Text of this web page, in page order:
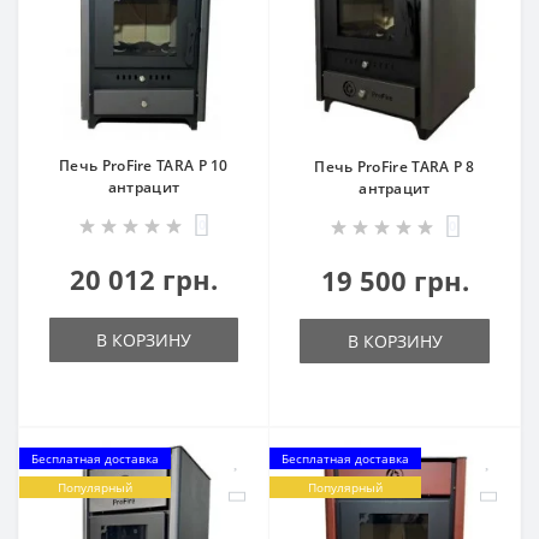
Печь ProFire TARA P 10
антрацит
20 012 грн.
В КОРЗИНУ
Печь ProFire TARA P 8
антрацит
19 500 грн.
В КОРЗИНУ
Бесплатная доставка
Популярный
Бесплатная доставка
Популярный